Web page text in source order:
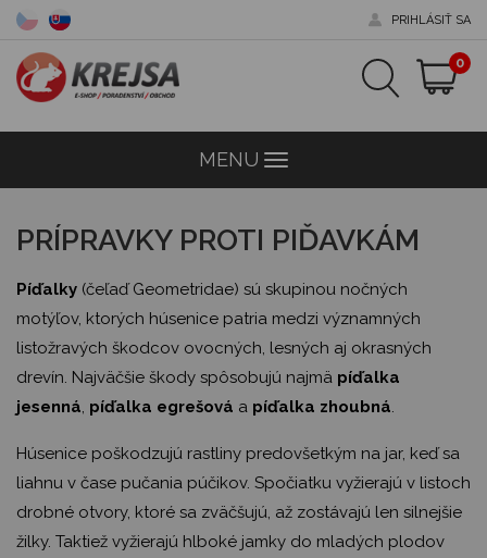
PRIHLÁSIŤ SA
0
MENU Menu
PRÍPRAVKY PROTI PIĎAVKÁM
Píďalky (čeľaď Geometridae) sú skupinou nočných
motýľov, ktorých húsenice patria medzi významných
listožravých škodcov ovocných, lesných aj okrasných
drevín. Najväčšie škody spôsobujú najmä píďalka
jesenná, píďalka egrešová a píďalka zhoubná.
Húsenice poškodzujú rastliny predovšetkým na jar, keď sa
liahnu v čase pučania púčikov. Spočiatku vyžierajú v listoch
drobné otvory, ktoré sa zväčšujú, až zostávajú len silnejšie
žilky. Taktiež vyžierajú hlboké jamky do mladých plodov